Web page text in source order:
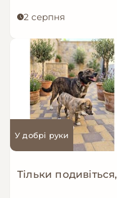
2 серпня
У добрі руки